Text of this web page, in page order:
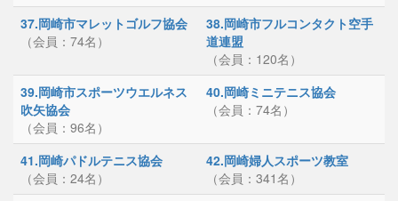
37.岡崎市マレットゴルフ協会
（会員：74名）
38.岡崎市フルコンタクト空手
道連盟
（会員：120名）
39.岡崎市スポーツウエルネス
吹矢協会
（会員：96名）
40.岡崎ミニテニス協会
（会員：74名）
41.岡崎パドルテニス協会
（会員：24名）
42.岡崎婦人スポーツ教室
（会員：341名）